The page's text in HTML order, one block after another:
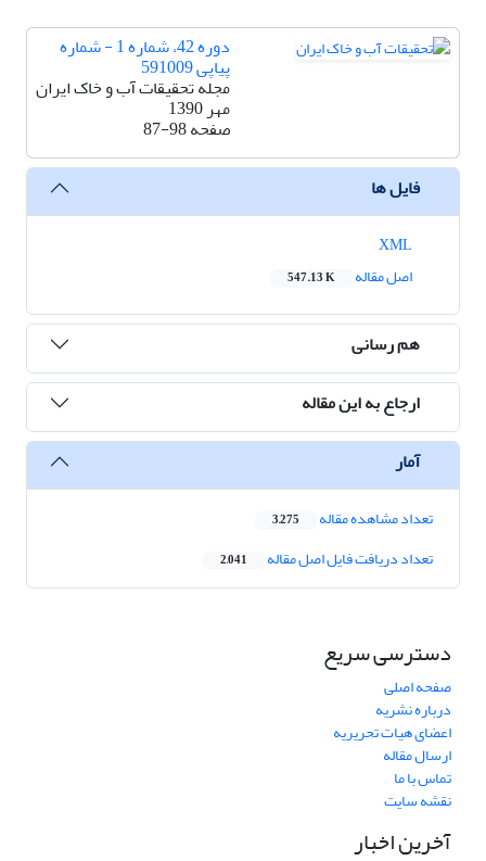
دوره 42، شماره 1 - شماره
پیاپی 591009
مجله تحقیقات آب و خاک ایران
مهر 1390
صفحه87-98
فایل ها
اصل مقاله
547.13 K
هم رسانی
ارجاع به این مقاله
آمار
تعداد مشاهده مقاله 3,275
تعداد دریافت فایل اصل مقاله 2,041
دسترسی سریع
صفحه اصلی
درباره نشریه
اعضای هیات تحریریه
ارسال مقاله
تماس با ما
نقشه سایت
آخرین اخبار